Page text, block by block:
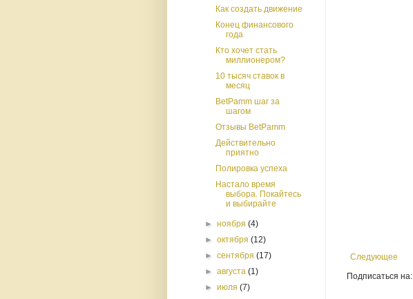
Следующее
Подписаться на:
Как создать движение
Конец финансового
года
Кто хочет стать
миллионером?
10 тысяч ставок в
месяц
BetPamm шаг за
шагом
Отзывы BetPamm
Действительно
приятно
Полировка успеха
Настало время
выбора. Покайтесь
и выбирайте
►ноября(4)
►октября(12)
►сентября(17)
►августа(1)
►июля(7)